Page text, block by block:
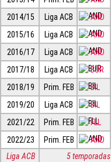
2014/15
Liga ACB AND
2015/16
Liga ACB AND
2016/17
Liga ACB AND
2017/18
Liga ACB BUR
2018/19
Prim. FEB BIL
2019/20
Liga ACB BIL
2021/22
Prim. FEB FLL
2022/23
Prim. FEB AND
Liga ACB
5 temporadas